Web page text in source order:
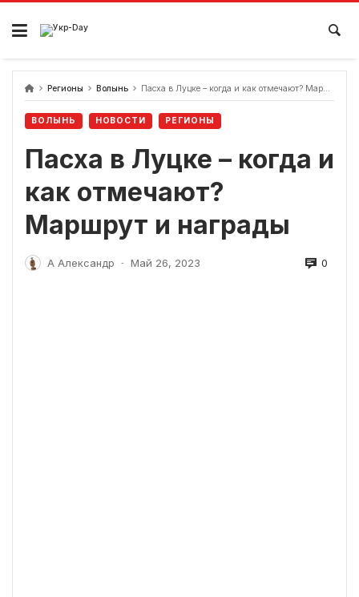
перейти
содержанию
Регионы Волынь Пасха в Луцке – когда и как отмечают? Маршрут и награды
ВОЛЫНЬ НОВОСТИ РЕГИОНЫ
Пасха в Луцке – когда и
как отмечают?
Маршрут и награды
А Александр - Май 26, 2023 0